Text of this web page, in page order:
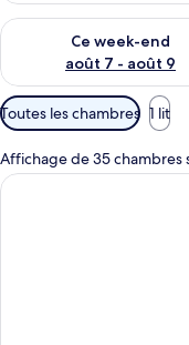
Ce week-end
août 7 - août 9
Vérifier la disponibilité
Filtres
disponibles
pour
les
Toutes les chambres 1 lit
Affichage de 35 chambres